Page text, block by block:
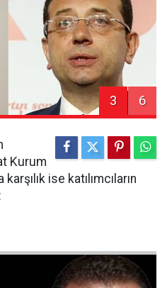
3 6
Kurum
ise katılımcıların